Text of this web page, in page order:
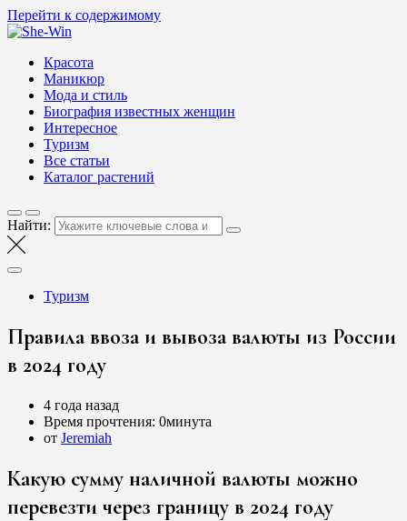
Перейти к содержимому
Блог о женской красоте и здоровье
Красота
Маникюр
Мода и стиль
Биография известных женщин
Интересное
Туризм
Все статьи
Каталог растений
Найти:
Туризм
Правила ввоза и вывоза валюты из России
в 2024 году
4 года назад
Время прочтения: 0минута
от Jeremiah
Какую сумму наличной валюты можно
перевезти через границу в 2024 году